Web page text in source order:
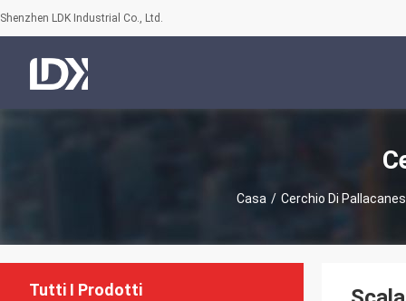
Shenzhen LDK Industrial Co., Ltd.
Casa / Cerchio Di
Tutti I Prodotti